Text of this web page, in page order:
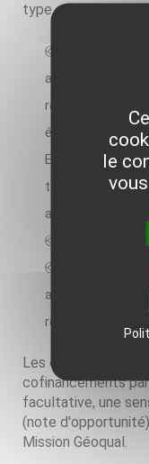
type suivant :
Sollicitation
au sens RGE-
régional, au sein
économies
En partenariat
technologie la
analyse
Réalisation
Suivi du
afin de réduire
résiduelles
Les deux
cofinancements
facultative, une
(note
Mission Géoqual.
le